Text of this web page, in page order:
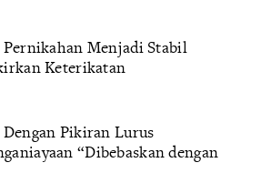
Menjadi Stabil
Keterikatan
Pikiran Lurus
“Dibebaskan dengan